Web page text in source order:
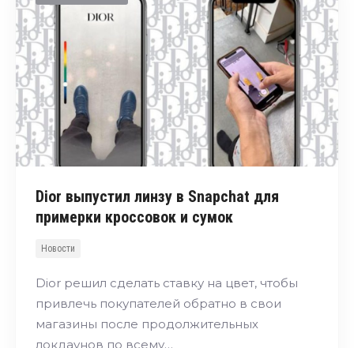
Dior выпустил линзу в Snapchat для
примерки кроссовок и сумок
Новости
Dior решил сделать ставку на цвет, чтобы
привлечь покупателей обратно в свои
магазины после продолжительных
локдаунов по всему…